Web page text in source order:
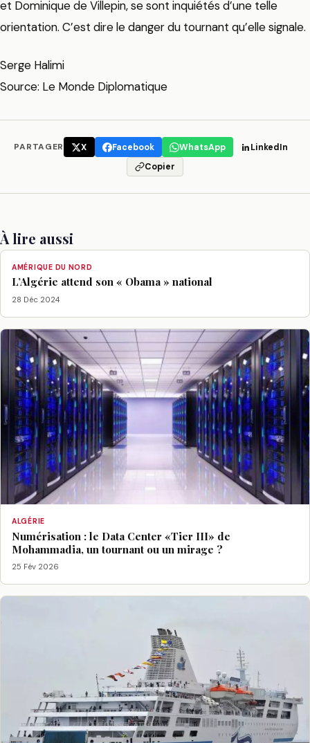
et Dominique de Villepin, se sont inquiétés d’une telle
orientation. C’est dire le danger du tournant qu’elle signale.
Serge Halimi
Source: Le Monde Diplomatique
PARTAGER X Facebook WhatsApp
LinkedIn
Copier
À lire aussi
AMÉRIQUE DU NORD
L’Algérie attend son « Obama » national
28 Déc 2024
ALGÉRIE
Numérisation : le Data Center «Tier III» de
Mohammadia, un tournant ou un mirage ?
25 Fév 2026